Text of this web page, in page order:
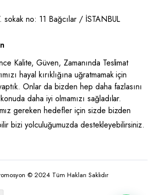
sokak no: 11 Bağcılar / İSTANBUL
Kalite, Güven, Zamanında Teslimat
hayal kırıklığına uğratmamak için
Onlar da bizden hep daha fazlasını
daha iyi olmamızı sağladılar.
gereken hedefler için sizde bizden
bizi yolculuğumuzda destekleyebilirsiniz.
© 2024 Tüm Hakları Saklıdır